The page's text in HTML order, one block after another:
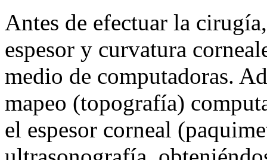
Antes de efectuar la
espesor y curvatura
medio de computadoras.
mapeo (topografía)
el espesor corneal